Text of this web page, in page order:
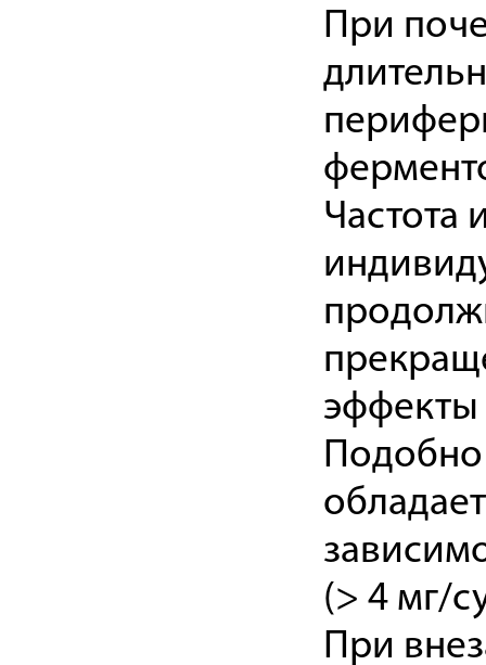
При
Частота
эффекты
(> 4 мг/
При